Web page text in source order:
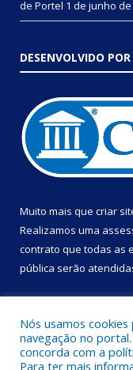
de Portel 1 de junho de
DESENVOLVIDO
Muito mais que criar
Realizamos uma
contrato que todas as
pública serão
Nós usamos
navegação no
concorda com a
Para ter mais